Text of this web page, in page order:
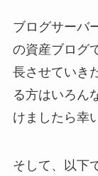
ブログサーバ
の資産ブログ
長させていき
る方はいろん
けましたら幸
そして、以下